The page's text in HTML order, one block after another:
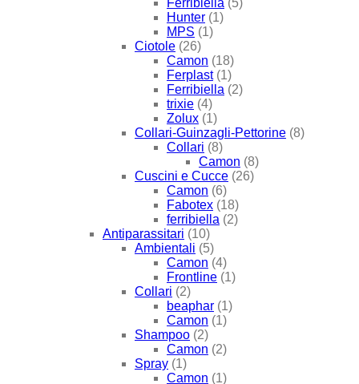
Ferribiella (5)
Hunter (1)
MPS (1)
Ciotole (26)
Camon (18)
Ferplast (1)
Ferribiella (2)
trixie (4)
Zolux (1)
Collari-Guinzagli-Pettorine (8)
Collari (8)
Camon (8)
Cuscini e Cucce (26)
Camon (6)
Fabotex (18)
ferribiella (2)
Antiparassitari (10)
Ambientali (5)
Camon (4)
Frontline (1)
Collari (2)
beaphar (1)
Camon (1)
Shampoo (2)
Camon (2)
Spray (1)
Camon (1)